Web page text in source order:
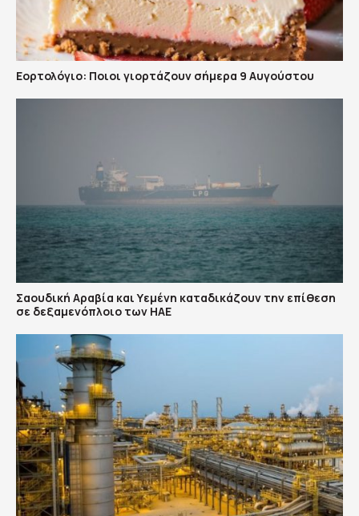
Εορτολόγιο: Ποιοι γιορτάζουν σήμερα 9 Αυγούστου
Σαουδική Αραβία και Υεμένη καταδικάζουν την επίθεση
σε δεξαμενόπλοιο των ΗΑΕ